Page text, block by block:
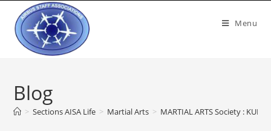
Menu
Blog
> Sections AISA Life > Martial Arts > MARTIAL ARTS Society :